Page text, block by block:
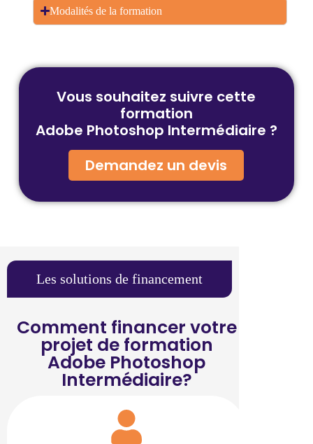
Modalités de la formation
Vous souhaitez suivre cette
formation
Adobe Photoshop Intermédiaire ?
Demandez un devis
Les solutions de financement
Comment financer votre
projet de formation
Adobe Photoshop
Intermédiaire?